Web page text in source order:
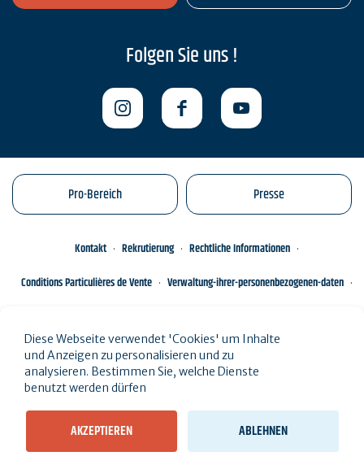
Folgen Sie uns !
Pro-Bereich Presse
Kontakt Rekrutierung
Rechtliche Informationen
Conditions Particulières de Vente
Verwaltung-ihrer-personenbezogenen-daten
Diese Webseite verwendet 'Cookies' um Inhalte
und Anzeigen zu personalisieren und zu
analysieren. Bestimmen Sie, welche Dienste
benutzt werden dürfen
AKZEPTIEREN ABLEHNEN